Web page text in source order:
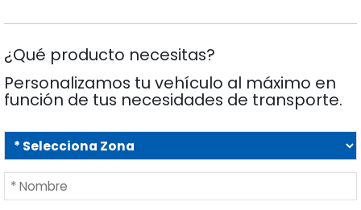
¿Qué producto necesitas?
Personalizamos tu vehículo al máximo en
función de tus necesidades de transporte.